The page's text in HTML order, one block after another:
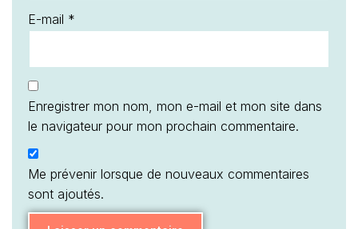
E-mail *
Enregistrer mon nom, mon e-mail et mon site dans
le navigateur pour mon prochain commentaire.
Me prévenir lorsque de nouveaux commentaires
sont ajoutés.